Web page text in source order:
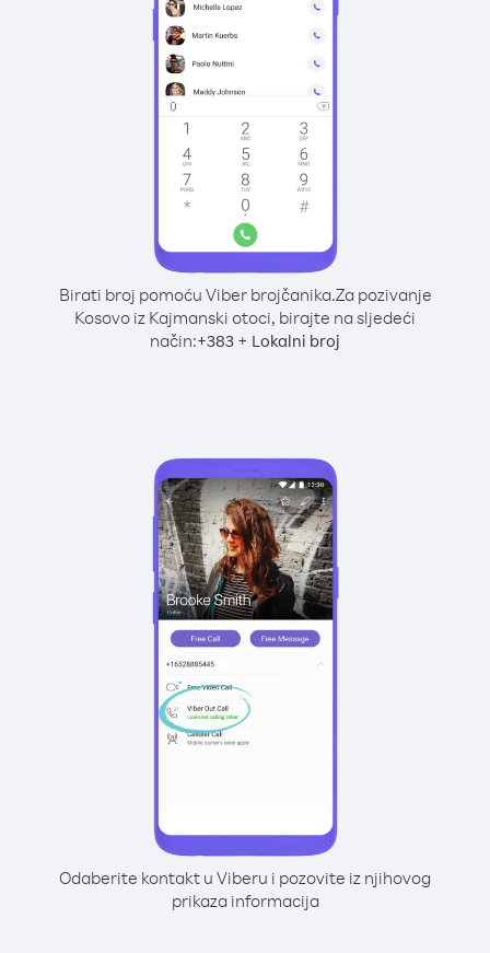
Birati broj pomoću Viber brojčanika.Za pozivanje
Kosovo iz Kajmanski otoci, birajte na sljedeći
način:+383 + Lokalni broj
Odaberite kontakt u Viberu i pozovite iz njihovog
prikaza informacija